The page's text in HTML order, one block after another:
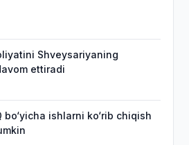
Shveysariyaning
ettiradi
bo‘yicha ishlarni ko‘rib chiqish